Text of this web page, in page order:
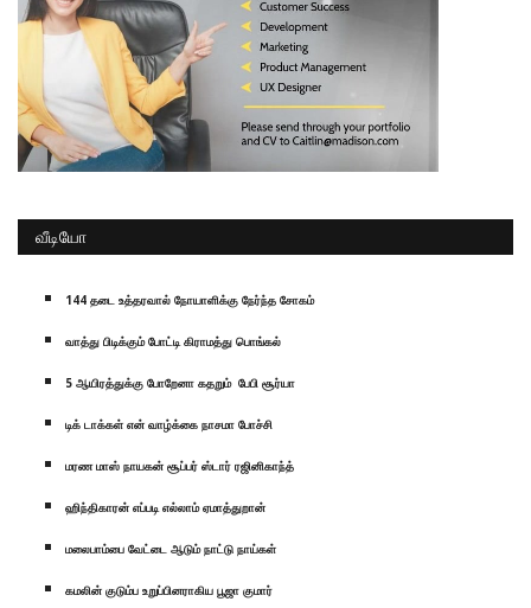
வீடியோ
144 தடை உத்தரவால் நோயாளிக்கு நேர்ந்த சோகம்
வாத்து பிடிக்கும் போட்டி கிராமத்து பொங்கல்
5 ஆயிரத்துக்கு போறேனா கதறும் பேபி சூர்யா
டிக் டாக்கள் என் வாழ்க்கை நாசமா போச்சி
மரண மாஸ் நாயகன் சூப்பர் ஸ்டார் ரஜினிகாந்த்
ஹிந்திகாரன் எப்படி எல்லாம் ஏமாத்துறான்
மலைபாம்பை வேட்டை ஆடும் நாட்டு நாய்கள்
கமலின் குடும்ப உறுப்பினராகிய பூஜா குமார்